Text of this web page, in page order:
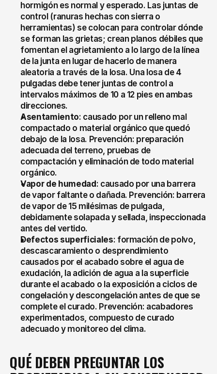
hormigón es normal y esperado. Las juntas de
control (ranuras hechas con sierra o
herramientas) se colocan para controlar dónde
se forman las grietas; crean planos débiles que
fomentan el agrietamiento a lo largo de la línea
de la junta en lugar de hacerlo de manera
aleatoria a través de la losa. Una losa de 4
pulgadas debe tener juntas de control a
intervalos máximos de 10 a 12 pies en ambas
direcciones.
Asentamiento: causado por un relleno mal
compactado o material orgánico que quedó
debajo de la losa. Prevención: preparación
adecuada del terreno, pruebas de
compactación y eliminación de todo material
orgánico.
Vapor de humedad : causado por una barrera
de vapor faltante o dañada. Prevención: barrera
de vapor de 15 milésimas de pulgada,
debidamente solapada y sellada, inspeccionada
antes del vertido.
Defectos superficiales: formación de polvo,
descascaramiento o desprendimiento
causados por el acabado sobre el agua de
exudación, la adición de agua a la superficie
durante el acabado o la exposición a ciclos de
congelación y descongelación antes de que se
complete el curado. Prevención: acabadores
experimentados, compuesto de curado
adecuado y monitoreo del clima.
QUÉ DEBEN PREGUNTAR LOS